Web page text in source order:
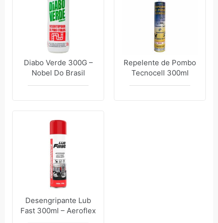
Diabo Verde 300G –
Nobel Do Brasil
Repelente de Pombo
Tecnocell 300ml
Desengripante Lub
Fast 300ml – Aeroflex